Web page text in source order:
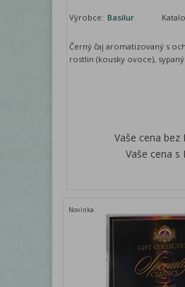
Výrobce: Basilur
Černý čaj aromatizovaný s
rostlin (kousky ovoce), sypaný
Vaše cena bez
Vaše cena s
Novinka